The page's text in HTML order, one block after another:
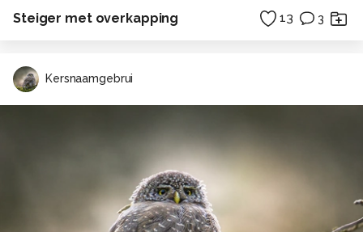
Steiger met overkapping 13 3
Kersnaamgebrui